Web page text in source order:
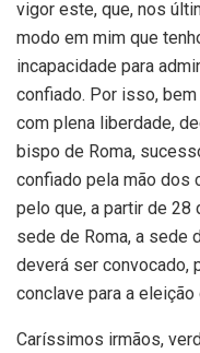
vigor este, que, nos
modo em mim que
incapacidade para
confiado. Por isso,
com plena liberdade,
bispo de Roma,
confiado pela mão dos
pelo que, a partir de 28
sede de Roma, a sede
deverá ser convocado,
conclave para a
Caríssimos irmãos,